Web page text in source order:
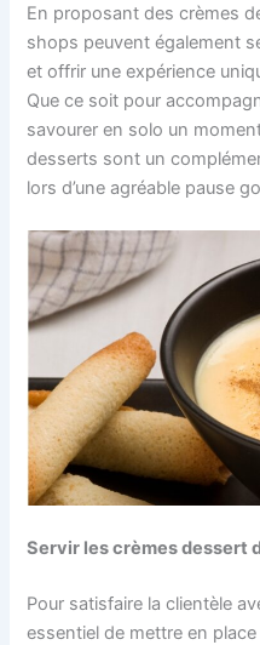
En proposant des crèmes
shops peuvent également
et offrir une expérience
Que ce soit pour
savourer en solo un
desserts sont un
lors d’une agréable pause
Servir les crèmes dessert
Pour satisfaire la clientèle
essentiel de mettre en